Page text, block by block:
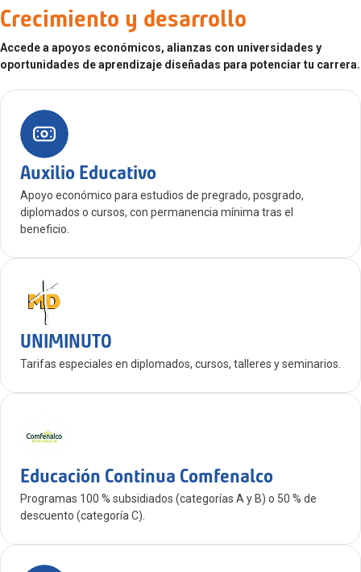
Crecimiento y desarrollo
Accede a apoyos económicos, alianzas con universidades y
oportunidades de aprendizaje diseñadas para potenciar tu carrera.
Auxilio Educativo
Apoyo económico para estudios de pregrado, posgrado,
diplomados o cursos, con permanencia mínima tras el
beneficio.
UNIMINUTO
Tarifas especiales en diplomados, cursos, talleres y seminarios.
Educación Continua Comfenalco
Programas 100 % subsidiados (categorías A y B) o 50 % de
descuento (categoría C).